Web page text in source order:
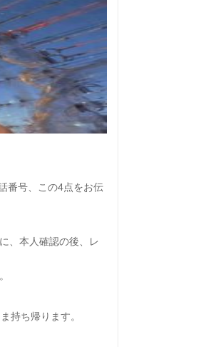
番号、この4点をお伝
、本人確認の後、レ
持ち帰ります。